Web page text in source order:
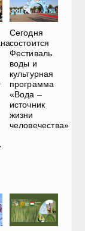
Сегодня
состоится
Фестиваль
воды и
культурная
программа
«Вода –
источник
жизни
человечества»